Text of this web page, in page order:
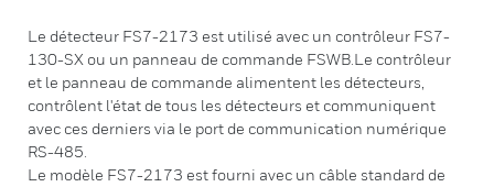
Le détecteur FS7-2173 est utilisé avec un contrôleur FS7-
130-SX ou un panneau de commande FSWB.Le contrôleur
et le panneau de commande alimentent les détecteurs,
contrôlent l'état de tous les détecteurs et communiquent
avec ces derniers via le port de communication numérique
RS-485.
Le modèle FS7-2173 est fourni avec un câble standard de